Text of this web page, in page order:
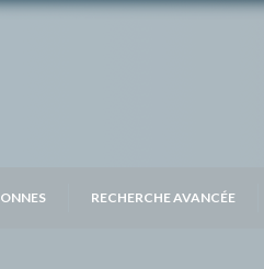
RECHERCHE AVANCÉE